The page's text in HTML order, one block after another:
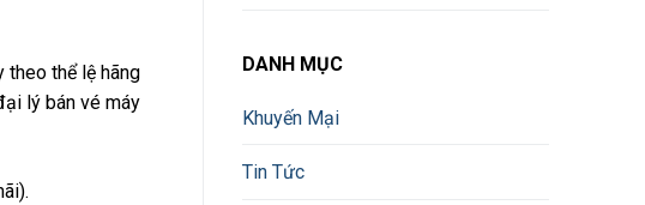
theo thể lệ hãng
lý bán vé máy
DANH MỤC
Khuyến Mại
Tin Tức